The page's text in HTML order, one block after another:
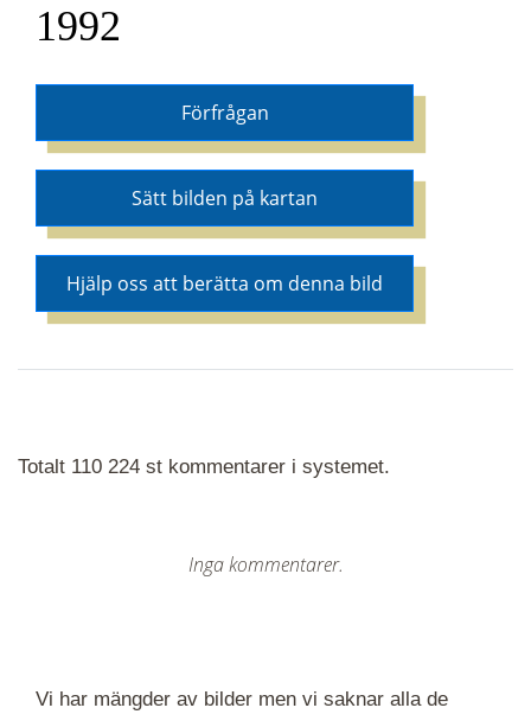
1992
Förfrågan
Sätt bilden på kartan
Hjälp oss att berätta om denna bild
Totalt 110 224 st kommentarer i systemet.
Inga kommentarer.
Vi har mängder av bilder men vi saknar alla de